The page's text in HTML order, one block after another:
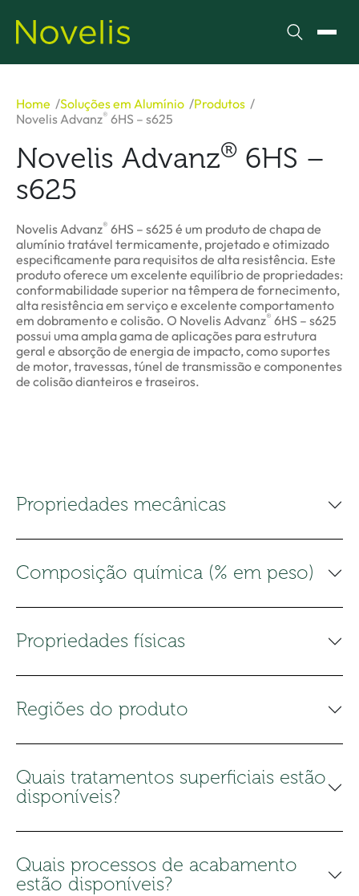
Pesquisar
Home Soluções em Alumínio
Produtos
Novelis Advanz® 6HS – s625
Novelis Advanz® 6HS –
s625
Novelis Advanz® 6HS – s625 é um produto de chapa de
alumínio tratável termicamente, projetado e otimizado
especificamente para requisitos de alta resistência. Este
produto oferece um excelente equilíbrio de propriedades:
conformabilidade superior na têmpera de fornecimento,
alta resistência em serviço e excelente comportamento
em dobramento e colisão. O Novelis Advanz® 6HS – s625
possui uma ampla gama de aplicações para estrutura
geral e absorção de energia de impacto, como suportes
de motor, travessas, túnel de transmissão e componentes
de colisão dianteiros e traseiros.
Propriedades mecânicas
Composição química (% em peso)
Propriedades físicas
Regiões do produto
Quais tratamentos superficiais estão
disponíveis?
Quais processos de acabamento
estão disponíveis?